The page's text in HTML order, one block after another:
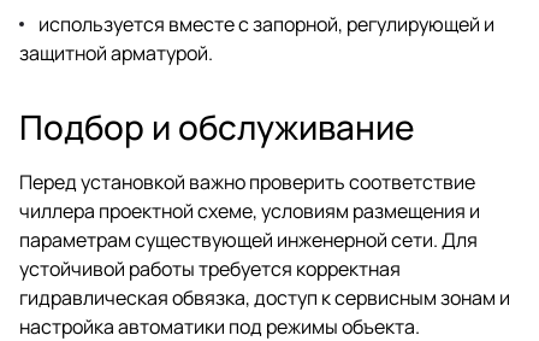
используется вместе с запорной, регулирующей и
защитной арматурой.
Подбор и обслуживание
Перед установкой важно проверить соответствие
чиллера проектной схеме, условиям размещения и
параметрам существующей инженерной сети. Для
устойчивой работы требуется корректная
гидравлическая обвязка, доступ к сервисным зонам и
настройка автоматики под режимы объекта.